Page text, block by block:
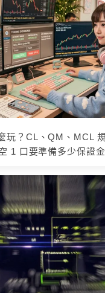
玩？CL、QM、MCL
1 口要準備多少保證金